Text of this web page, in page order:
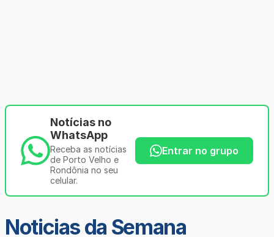
Notícias no
WhatsApp
Receba as notícias
de Porto Velho e
Rondônia no seu
celular.
Entrar no grupo
Noticias da Semana